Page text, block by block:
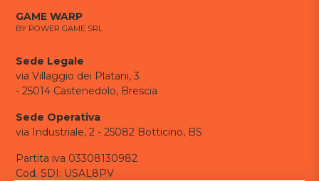
GAME WARP
BY POWER GAME SRL
Sede Legale
via Villaggio dei Platani, 3
- 25014 Castenedolo, Brescia
Sede Operativa
via Industriale, 2 - 25082 Botticino, BS
Partita iva 03308130982
Cod. SDI: USAL8PV